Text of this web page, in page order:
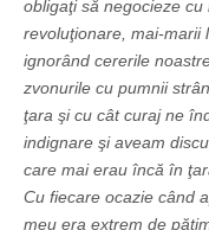
obligaţi să negocieze
revoluţionare, mai-marii
ignorând cererile
zvonurile cu pumnii
ţara şi cu cât curaj ne
indignare şi aveam
care mai erau încă în
Cu fiecare ocazie când
meu era extrem de